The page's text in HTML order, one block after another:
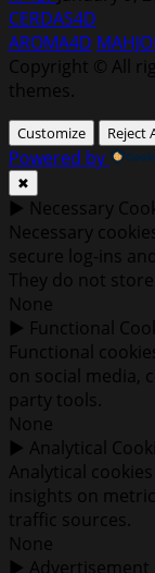
CERDAS4D
AROMA4D
Copyright © All
themes.
Customize Reject
Powered by
✖
► Necessary
Necessary
secure log-ins
They do not
None
► Functional
Functional
on social media,
party tools.
None
► Analytical
Analytical
insights on
traffic sources.
None
► Advertisement